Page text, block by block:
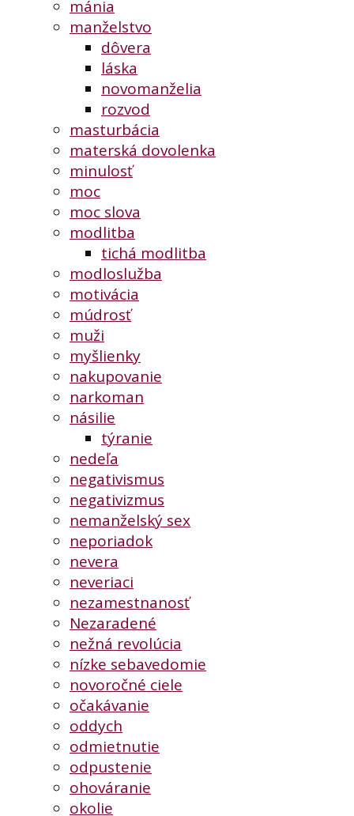
mánia
manželstvo
dôvera
láska
novomanželia
rozvod
masturbácia
materská dovolenka
minulosť
moc
moc slova
modlitba
tichá modlitba
modloslužba
motivácia
múdrosť
muži
myšlienky
nakupovanie
narkoman
násilie
týranie
nedeľa
negativismus
negativizmus
nemanželský sex
neporiadok
nevera
neveriaci
nezamestnanosť
Nezaradené
nežná revolúcia
nízke sebavedomie
novoročné ciele
očakávanie
oddych
odmietnutie
odpustenie
ohováranie
okolie